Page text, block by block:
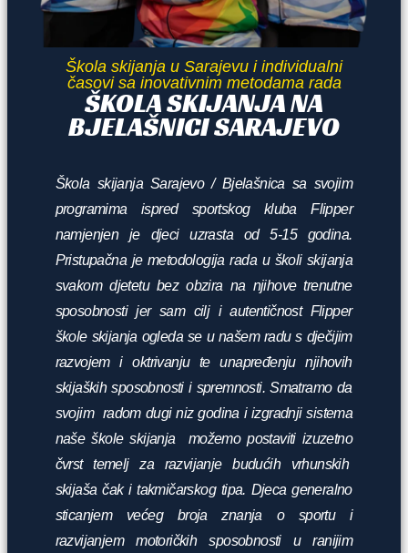
Škola skijanja u Sarajevu i individualni
časovi sa inovativnim metodama rada
ŠKOLA SKIJANJA NA
BJELAŠNICI SARAJEVO
Škola skijanja Sarajevo / Bjelašnica sa svojim
programima ispred sportskog kluba Flipper
namjenjen je djeci uzrasta od 5-15 godina.
Pristupačna je metodologija rada u školi skijanja
svakom djetetu bez obzira na njihove trenutne
sposobnosti jer sam cilj i autentičnost Flipper
škole skijanja ogleda se u našem radu s dječijim
razvojem i oktrivanju te unapređenju njihovih
skijaških sposobnosti i spremnosti. Smatramo da
svojim radom dugi niz godina i izgradnji sistema
naše škole skijanja možemo postaviti izuzetno
čvrst temelj za razvijanje budućih vrhunskih
skijaša čak i takmičarskog tipa. Djeca generalno
sticanjem većeg broja znanja o sportu i
razvijanjem motoričkih sposobnosti u ranijim